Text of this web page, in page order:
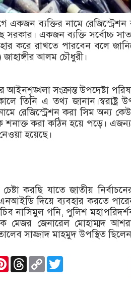
একজন ব্যক্তির নামে রেজিস্ট্রেশন
সরকার। একজন ব্যক্তি সর্বোচ্চ
করে রাখতে পারবেন বলে
আলম চৌধুরী।
সংক্রান্ত উপদেষ্টা
তিনি এ তথ্য জানান।স্বরাষ্ট্র
রেজিস্ট্রেশন করা সিম অন্য
করা কঠিন হয়ে পড়ে। এজন্য
হয়েছে।
করছি যাতে জাতীয়
দিয়ে ব্যবহার করতে
সচিব নাসিমুল গনি, পুলিশ
মেজর জেনারেল মোহাম্মদ
সাজ্জাদ মাহমুদ উপস্থিত
Pinterest
Threads
Copy
Link